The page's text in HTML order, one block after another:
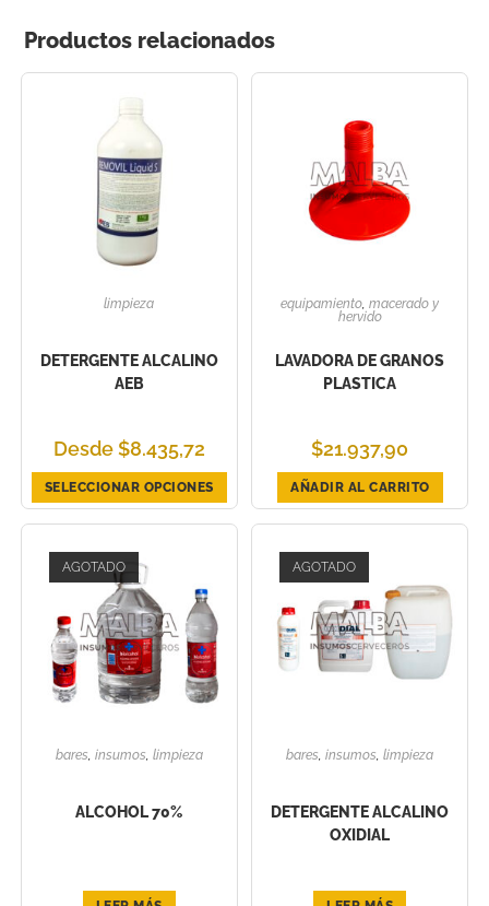
Productos relacionados
limpieza
DETERGENTE ALCALINO
AEB
Desde $8.435,72
SELECCIONAR OPCIONES
equipamiento,macerado y
hervido
LAVADORA DE GRANOS
PLASTICA
$21.937,90
AÑADIR AL CARRITO
AGOTADO
bares insumos limpieza
ALCOHOL 70%
AGOTADO
bares ,insumos ,limpieza
DETERGENTE ALCALINO
OXIDIAL